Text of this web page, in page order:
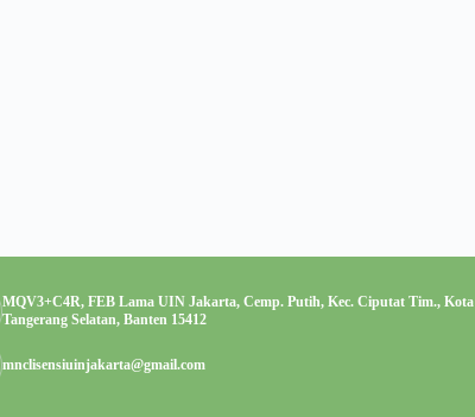
MQV3+C4R, FEB Lama UIN Jakarta, Cemp. Putih, Kec. Ciputat Tim., Kota
Tangerang Selatan, Banten 15412
mnclisensiuinjakarta@gmail.com